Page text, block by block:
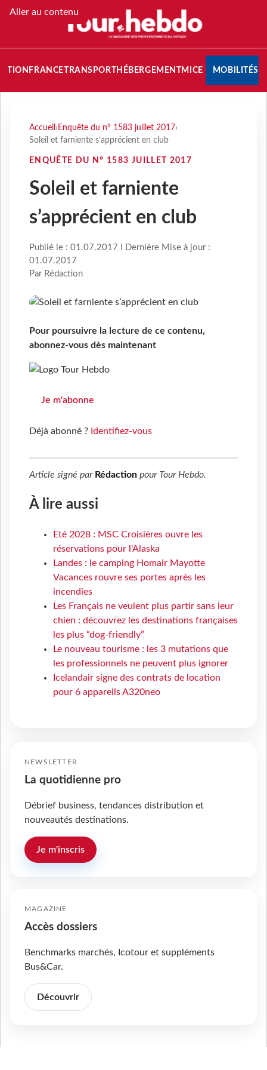
Aller au contenu
FRANCETRANSPORT HÉBERGEMENTMICE MOBILITÉS
Accueil › Enquête du n° 1583 juillet 2017›
Soleil et farniente s’apprécient en club
ENQUÊTE DU N° 1583 JUILLET 2017
Soleil et farniente
s’apprécient en club
Publié le : 01.07.2017 I Dernière Mise à jour :
01.07.2017
Par Rédaction
Pour poursuivre la lecture de ce contenu,
abonnez-vous dès maintenant
Je m'abonne
Déjà abonné ? Identifiez-vous
Article signé par Rédaction pour Tour Hebdo.
À lire aussi
Eté 2028 : MSC Croisières ouvre les
réservations pour l'Alaska
Landes : le camping Homair Mayotte
Vacances rouvre ses portes après les
incendies
Les Français ne veulent plus partir sans leur
chien : découvrez les destinations françaises
les plus “dog-friendly”
Le nouveau tourisme : les 3 mutations que
les professionnels ne peuvent plus ignorer
Icelandair signe des contrats de location
pour 6 appareils A320neo
NEWSLETTER
La quotidienne pro
Débrief business, tendances distribution et
nouveautés destinations.
Je m'inscris
MAGAZINE
Accès dossiers
Benchmarks marchés, Icotour et suppléments
Bus&Car.
Découvrir